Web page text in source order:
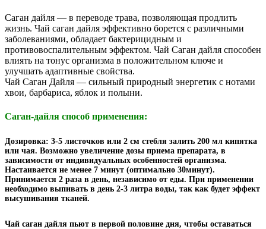
Саган дайля — в переводе трава, позволяющая продлить
жизнь. Чай саган дайля эффективно борется с различными
заболеваниями, обладает бактерицидным и
противовоспалительным эффектом. Чай Саган дайля способен
влиять на тонус организма в положительном ключе и
улучшать адаптивные свойства.
Чай Саган Дайля — сильный природный энергетик с нотами
хвои, барбариса, яблок и полыни.
Саган-дайля способ применения:
Дозировка: 3-5 листочков или 2 см стебля залить 200 мл кипятка
или чая. Возможно увеличение дозы приема препарата, в
зависимости от индивидуальных особенностей организма.
Настаивается не менее 7 минут (оптимально 30минут).
Принимается 2 раза в день, независимо от еды. При применении
необходимо выпивать в день 2-3 литра воды, так как будет эффект
высушивания тканей.
Чай саган дайля пьют в первой половине дня, чтобы оставаться